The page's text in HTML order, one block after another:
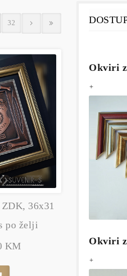
32
36x31
po želji
KM
Okviri
+
Okviri
+